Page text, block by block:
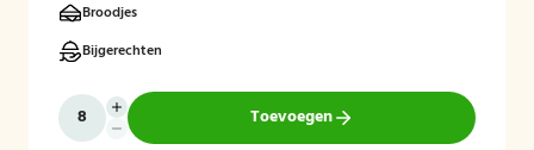
Broodjes
Bijgerechten
Toevoegen